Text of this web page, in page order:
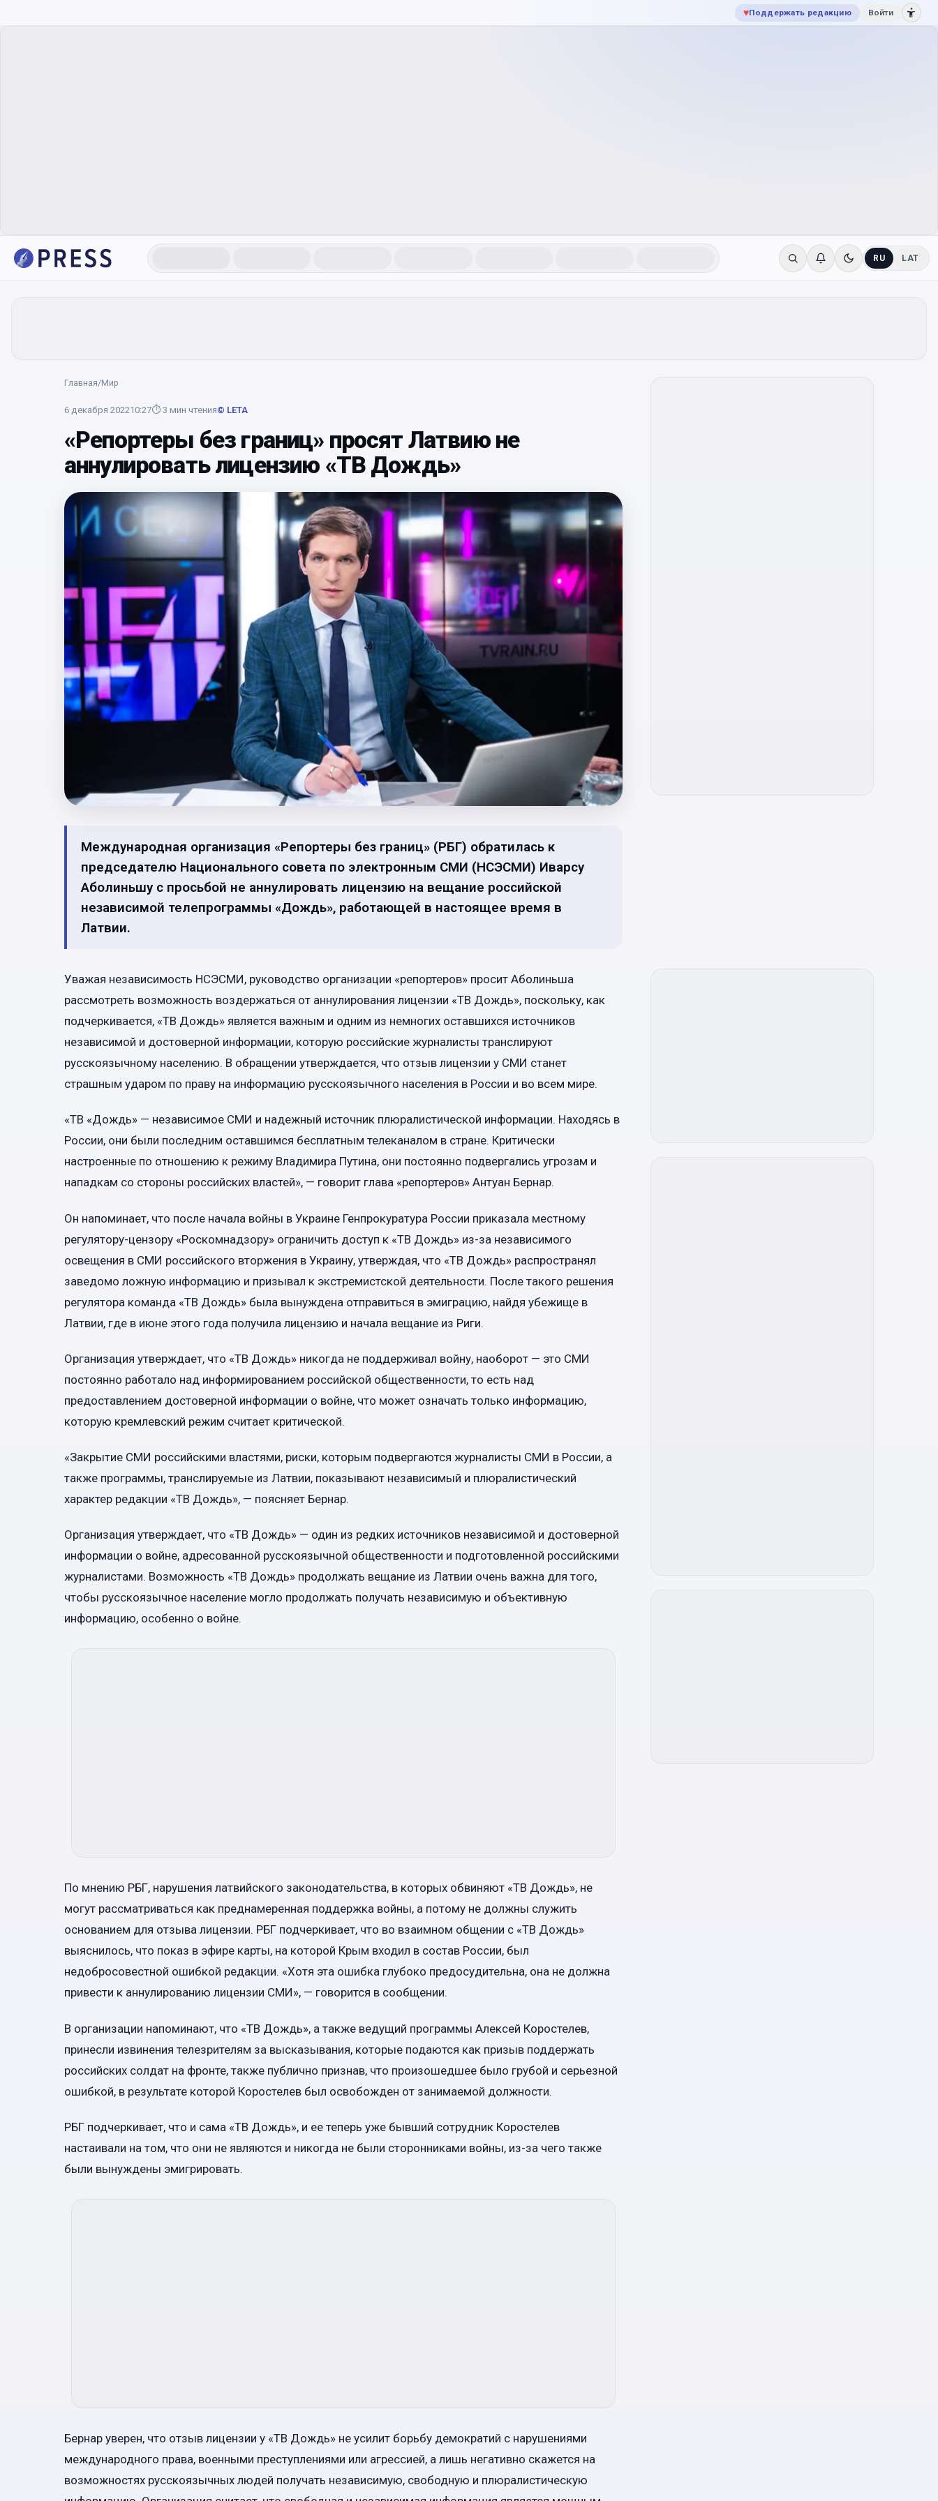
♥Поддержать редакцию Войти
RU LAT
Главная/Мир
6 декабря 202210:27⏱ 3 мин чтения© LETA
«Репортеры без границ» просят Латвию не
аннулировать лицензию «ТВ Дождь»
Международная организация «Репортеры без границ» (РБГ) обратилась к
председателю Национального совета по электронным СМИ (НСЭСМИ) Иварсу
Аболиньшу с просьбой не аннулировать лицензию на вещание российской
независимой телепрограммы «Дождь», работающей в настоящее время в
Латвии.
Уважая независимость НСЭСМИ, руководство организации «репортеров» просит Аболиньша
рассмотреть возможность воздержаться от аннулирования лицензии «ТВ Дождь», поскольку, как
подчеркивается, «ТВ Дождь» является важным и одним из немногих оставшихся источников
независимой и достоверной информации, которую российские журналисты транслируют
русскоязычному населению. В обращении утверждается, что отзыв лицензии у СМИ станет
страшным ударом по праву на информацию русскоязычного населения в России и во всем мире.
«ТВ «Дождь» — независимое СМИ и надежный источник плюралистической информации. Находясь в
России, они были последним оставшимся бесплатным телеканалом в стране. Критически
настроенные по отношению к режиму Владимира Путина, они постоянно подвергались угрозам и
нападкам со стороны российских властей», — говорит глава «репортеров» Антуан Бернар.
Он напоминает, что после начала войны в Украине Генпрокуратура России приказала местному
регулятору-цензору «Роскомнадзору» ограничить доступ к «ТВ Дождь» из-за независимого
освещения в СМИ российского вторжения в Украину, утверждая, что «ТВ Дождь» распространял
заведомо ложную информацию и призывал к экстремистской деятельности. После такого решения
регулятора команда «ТВ Дождь» была вынуждена отправиться в эмиграцию, найдя убежище в
Латвии, где в июне этого года получила лицензию и начала вещание из Риги.
Организация утверждает, что «ТВ Дождь» никогда не поддерживал войну, наоборот — это СМИ
постоянно работало над информированием российской общественности, то есть над
предоставлением достоверной информации о войне, что может означать только информацию,
которую кремлевский режим считает критической.
«Закрытие СМИ российскими властями, риски, которым подвергаются журналисты СМИ в России, а
также программы, транслируемые из Латвии, показывают независимый и плюралистический
характер редакции «ТВ Дождь», — поясняет Бернар.
Организация утверждает, что «ТВ Дождь» — один из редких источников независимой и достоверной
информации о войне, адресованной русскоязычной общественности и подготовленной российскими
журналистами. Возможность «ТВ Дождь» продолжать вещание из Латвии очень важна для того,
чтобы русскоязычное население могло продолжать получать независимую и объективную
информацию, особенно о войне.
По мнению РБГ, нарушения латвийского законодательства, в которых обвиняют «ТВ Дождь», не
могут рассматриваться как преднамеренная поддержка войны, а потому не должны служить
основанием для отзыва лицензии. РБГ подчеркивает, что во взаимном общении с «ТВ Дождь»
выяснилось, что показ в эфире карты, на которой Крым входил в состав России, был
недобросовестной ошибкой редакции. «Хотя эта ошибка глубоко предосудительна, она не должна
привести к аннулированию лицензии СМИ», — говорится в сообщении.
В организации напоминают, что «ТВ Дождь», а также ведущий программы Алексей Коростелев,
принесли извинения телезрителям за высказывания, которые подаются как призыв поддержать
российских солдат на фронте, также публично признав, что произошедшее было грубой и серьезной
ошибкой, в результате которой Коростелев был освобожден от занимаемой должности.
РБГ подчеркивает, что и сама «ТВ Дождь», и ее теперь уже бывший сотрудник Коростелев
настаивали на том, что они не являются и никогда не были сторонниками войны, из-за чего также
были вынуждены эмигрировать.
Бернар уверен, что отзыв лицензии у «ТВ Дождь» не усилит борьбу демократий с нарушениями
международного права, военными преступлениями или агрессией, а лишь негативно скажется на
возможностях русскоязычных людей получать независимую, свободную и плюралистическую